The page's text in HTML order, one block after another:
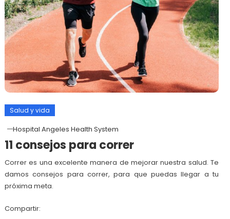
Salud y vida
Hospital Angeles Health System
11 consejos para correr
Correr es una excelente manera de mejorar nuestra salud. Te
damos consejos para correr, para que puedas llegar a tu
próxima meta.
Compartir: